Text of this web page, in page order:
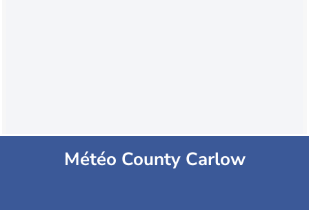
Météo County Carlow